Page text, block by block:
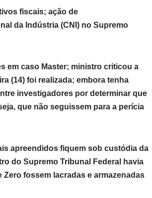
fiscais; ação de
da Indústria (CNI) no Supremo
em caso Master; ministro criticou a
(14) foi realizada; embora tenha
investigadores por determinar que
que não seguissem para a perícia
apreendidos fiquem sob custódia da
do Supremo Tribunal Federal havia
fossem lacradas e armazenadas